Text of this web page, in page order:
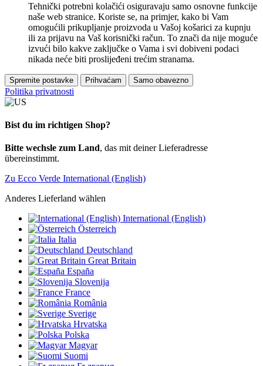
Tehnički potrebni kolačići osiguravaju samo osnovne funkcije
naše web stranice. Koriste se, na primjer, kako bi Vam
omogućili prikupljanje proizvoda u Vašoj košarici za kupnju
ili za prijavu na Vaš korisnički račun. To znači da nije moguće
izvući bilo kakve zaključke o Vama i svi dobiveni podaci
nikada neće biti proslijeđeni trećim stranama.
Spremite postavke Prihvaćam Samo obavezno
Politika privatnosti
Bist du im richtigen Shop?
Bitte wechsle zum Land, das mit deiner Lieferadresse
übereinstimmt.
Zu Ecco Verde International (English)
Anderes Lieferland wählen
International (English)
Österreich
Italia
Deutschland
Great Britain
España
Slovenija
France
România
Sverige
Hrvatska
Polska
Magyar
Suomi